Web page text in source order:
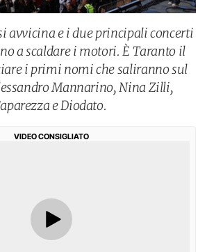
avvicina e i due principali concerti
a scaldare i motori. È Taranto il
i primi nomi che saliranno sul
Mannarino, Nina Zilli,
e Diodato.
VIDEO CONSIGLIATO